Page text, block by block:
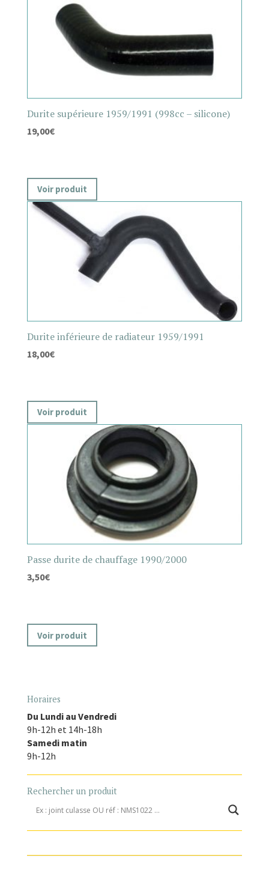
Durite supérieure 1959/1991 (998cc – silicone)
19,00€
Voir produit
Durite inférieure de radiateur 1959/1991
18,00€
Voir produit
Passe durite de chauffage 1990/2000
3,50€
Voir produit
Horaires
Du Lundi au Vendredi
9h-12h et 14h-18h
Samedi matin
9h-12h
Rechercher un produit